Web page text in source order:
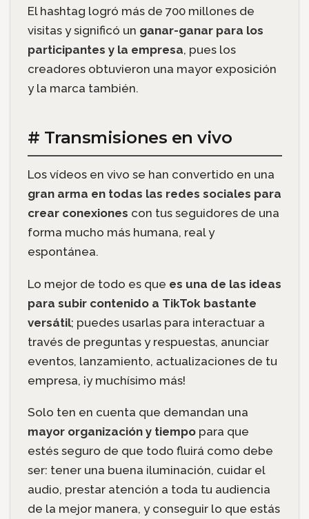
El hashtag logró más de 700 millones de
visitas y significó un ganar-ganar para los
participantes y la empresa, pues los
creadores obtuvieron una mayor exposición
y la marca también.
# Transmisiones en vivo
Los vídeos en vivo se han convertido en una
gran arma en todas las redes sociales para
crear conexiones con tus seguidores de una
forma mucho más humana, real y
espontánea.
Lo mejor de todo es que es una de las ideas
para subir contenido a TikTok bastante
versátil; puedes usarlas para interactuar a
través de preguntas y respuestas, anunciar
eventos, lanzamiento, actualizaciones de tu
empresa, ¡y muchísimo más!
Solo ten en cuenta que demandan una
mayor organización y tiempopara que
estés seguro de que todo fluirá como debe
ser: tener una buena iluminación, cuidar el
audio, prestar atención a toda tu audiencia
de la mejor manera, y conseguir lo que estás